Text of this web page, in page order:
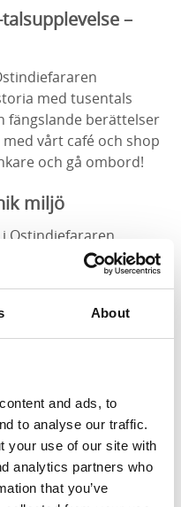
About
and ads, to
to analyse our traffic.
your use of our site with
analytics partners who
that you’ve
–
med tusentals
fängslande berättelser
vårt café och shop
och gå ombord!
miljö
Ostindiefararen
känner vingslagen av
Ombord finns
dess stora
Kapaciteten
gäster under vår,
upp till hundra